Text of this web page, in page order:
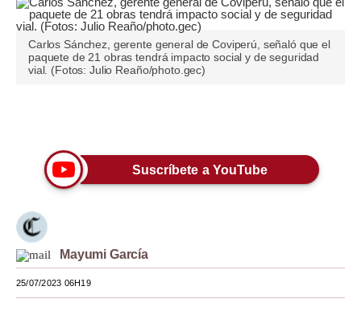
Blogs
Tendencias
Moda
Estilos
Mundo
EEUU
Carlos Sánchez, gerente general de Coviperú, señaló que el
paquete de 21 obras tendrá impacto social y de seguridad
vial. (Fotos: Julio Reaño/photo.gec)
Suscríbete a YouTube
Mayumi García
25/07/2023 06H19